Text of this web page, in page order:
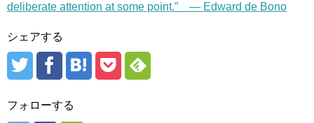
deliberate attention at some point.” — Edward de Bono
シェアする
フォローする